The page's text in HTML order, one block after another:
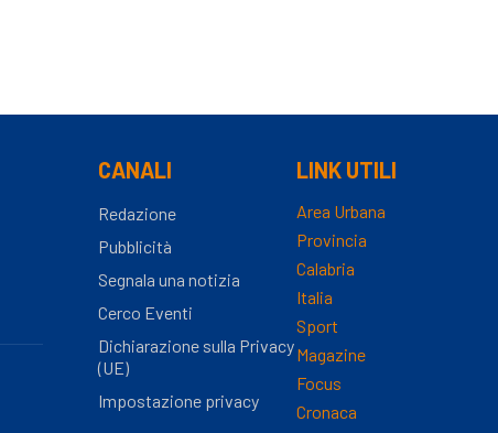
CANALI
Redazione
Pubblicità
Segnala una notizia
Cerco Eventi
Dichiarazione sulla Privacy
(UE)
Impostazione privacy
LINK UTILI
Area Urbana
Provincia
Calabria
Italia
Sport
Magazine
Focus
Cronaca